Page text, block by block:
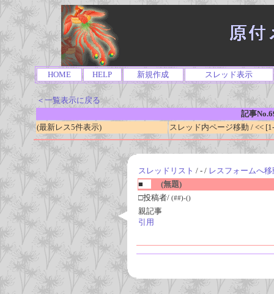
HOME HELP 新規作成 スレッド表示
＜一覧表示に戻る
記事
(最新レス5件表示)
スレッド内ページ移動 / <<
スレッドリスト / - / レスフォームへ移
■
(無題)
□投稿者/ (##)-()
親記事
引用